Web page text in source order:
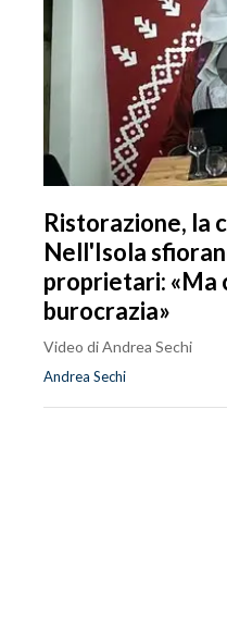
Ristorazione, la
Nell'Isola
proprietari: «Ma
burocrazia»
Video di Andrea Sechi
Andrea Sechi